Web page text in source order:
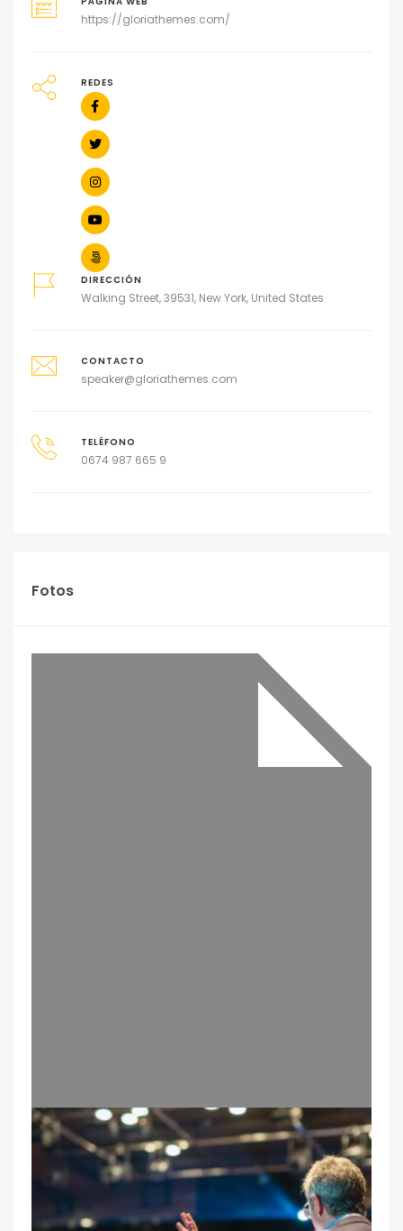
DIRECCIÓN
Walking Street, 39531, New York, United States
TELÉFONO
0674 987 665 9
CONTACTO
speaker@gloriathemes.com
https://gloriathemes.com/
REDES
Fotos